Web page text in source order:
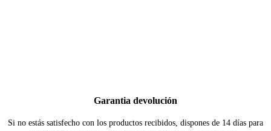
Garantia devolución
Si no estás satisfecho con los productos recibidos, dispones de 14 días para